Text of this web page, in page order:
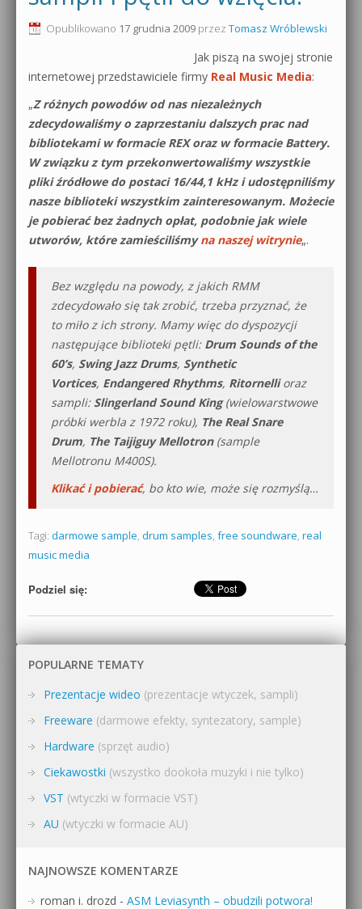
Produkcja muzyczna od podstaw
Sylenth1 od podstaw
Sound Forge od podstaw
Dubstep z syntezatorem Massive
Kontakt 5 Kompendium
Pakiety
0dB.pl - informacje
Materiały dla mediów
Archiwum aktualności
Polityka prywatności
Regulamin
Działanie sklepu internetowego
Wyszukiwanie
Opublikowano 17 grudnia 2009 przez Tomasz Wróblewski
Jak piszą na swojej stronie
internetowej przedstawiciele firmy Real Music Media:
„Z różnych powodów od nas niezależnych
zdecydowaliśmy o zaprzestaniu dalszych prac nad
bibliotekami w formacie REX oraz w formacie Battery.
W związku z tym przekonwertowaliśmy wszystkie
pliki źródłowe do postaci 16/44,1 kHz i udostępniliśmy
nasze biblioteki wszystkim zainteresowanym. Możecie
je pobierać bez żadnych opłat, podobnie jak wiele
utworów, które zamieściliśmyna naszej witrynie„.
Bez względu na powody, z jakich RMM
zdecydowało się tak zrobić, trzeba przyznać, że
to miło z ich strony. Mamy więc do dyspozycji
następujące biblioteki pętli: Drum Sounds of the
60’s, Swing Jazz Drums, Synthetic
Vortices, Endangered Rhythms, Ritornellioraz
sampli: Slingerland Sound King(wielowarstwowe
próbki werbla z 1972 roku), The Real Snare
Drum, The Taijiguy Mellotron(sample
Mellotronu M400S).
Klikać i pobierać, bo kto wie, może się rozmyślą…
Tagi: darmowe sample, drum samples, free soundware, real
music media
Podziel się:
POPULARNE TEMATY
Prezentacje wideo (prezentacje wtyczek, sampli)
Freeware (darmowe efekty, syntezatory, sample)
Hardware (sprzęt audio)
Ciekawostki (wszystko dookoła muzyki i nie tylko)
VST (wtyczki w formacie VST)
AU (wtyczki w formacie AU)
NAJNOWSZE KOMENTARZE
roman i. drozd - ASM Leviasynth – obudzili potwora!